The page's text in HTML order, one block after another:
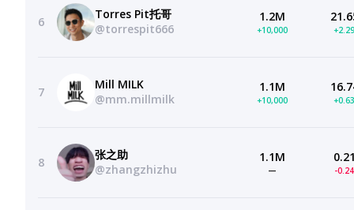
6
Torres Pit托哥
@torrespit666
1.2M
+10,000
7
Mill MILK
@mm.millmilk
1.1M
+10,000
8
张之助
@zhangzhizhu
1.1M
— -